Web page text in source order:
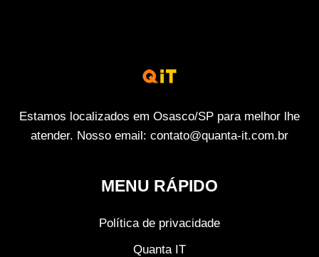
Estamos localizados em Osasco/SP para melhor lhe
atender. Nosso email: contato@quanta-it.com.br
MENU RÁPIDO
Política de privacidade
Quanta IT